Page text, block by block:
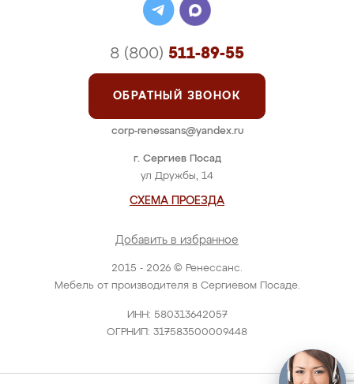
2015 - 2026 © Ренессанс.
Мебель от производителя в Сергиевом Посаде.
ИНН: 580313642057
ОГРНИП: 317583500009448
г. Сергиев Посад
ул Дружбы, 14
СХЕМА ПРОЕЗДА
Добавить в избранное
8 (800) 511-89-55
ОБРАТНЫЙ ЗВОНОК
corp-renessans@yandex.ru